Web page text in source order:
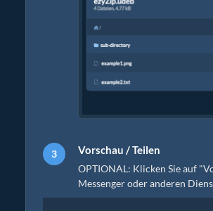
Vorschau / Teilen
OPTIONAL: Klicken Sie auf
Messenger oder anderen